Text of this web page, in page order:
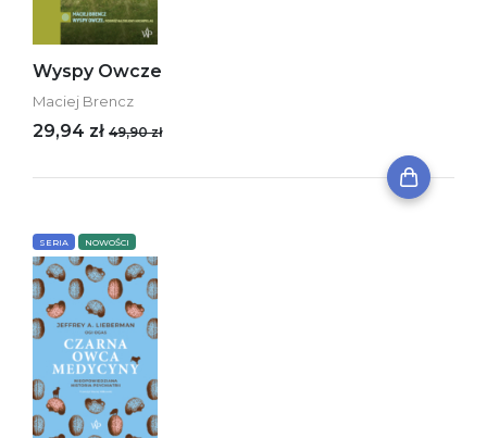
Wyspy Owcze
Maciej Brencz
29,94 zł 49,90 zł
SERIA NOWOŚCI